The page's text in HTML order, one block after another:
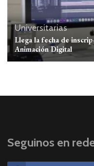
Universitarias
Llega la fecha de
Animación Digital
Seguinos en